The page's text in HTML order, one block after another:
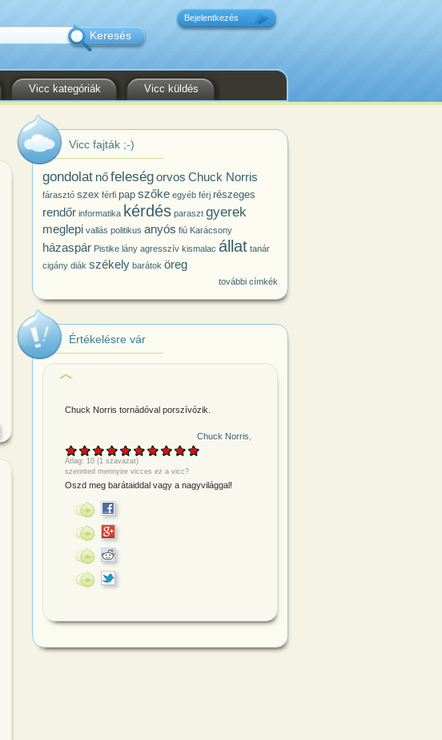
Vicc kategóriák Vicc küldés
Bejelentkezés
Vicc fajták ;-)
gondolat nőfeleségorvos Chuck Norris
fárasztó szex férfi pap szőke egyéb férj részeges
rendőr informatika kérdés paraszt gyerek
meglepi vallás politikus anyós fiú Karácsony
házaspár Pistike lány agresszív kismalac állat tanár
cigány diák székely barátok öreg
további címkék
Értékelésre vár
Chuck Norris tornádóval porszívózik.
Chuck Norris
Átlag: 10 (1 szavazat)
szerinted mennyire vicces ez a vicc?
Oszd meg barátaiddal vagy a nagyvilággal!